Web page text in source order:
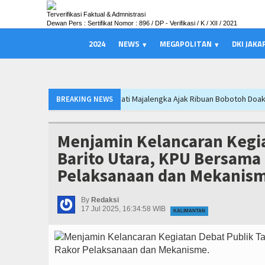
Terverifikasi Faktual & Admnistrasi
Dewan Pers : Sertifikat Nomor : 896 / DP - Verifikasi / K / XII / 2021
2024 NEWS MEGAPOLITAN DKI
BREAKING NEWS
Bupati Majalengka Ajak Ribuan Bobotoh Doakan Persib Juara Piala
Persib Gagal Juara, Ateng Sutisna Ajak Bobotoh Tetap Solid dan
Munjirin Panen Padi Ciherang di Cakung, Urban Farming Bali Lestari Hasilkan
Persib Gagal Juara, Ateng Sutisna Ajak Bobotoh Tetap Solid dan
Munjirin Panen Padi Ciherang di Cakung, Urban Farming Bali Lestari Hasilkan
Persib Gagal Juara, Ateng Sutisna Ajak Bobotoh Tetap Solid dan
Menjamin Kelancaran
Barito Utara, KPU
Pelaksanaan dan
By Redaksi
17 Jul 2025, 16:34:58 WIB
KALIMANTAN